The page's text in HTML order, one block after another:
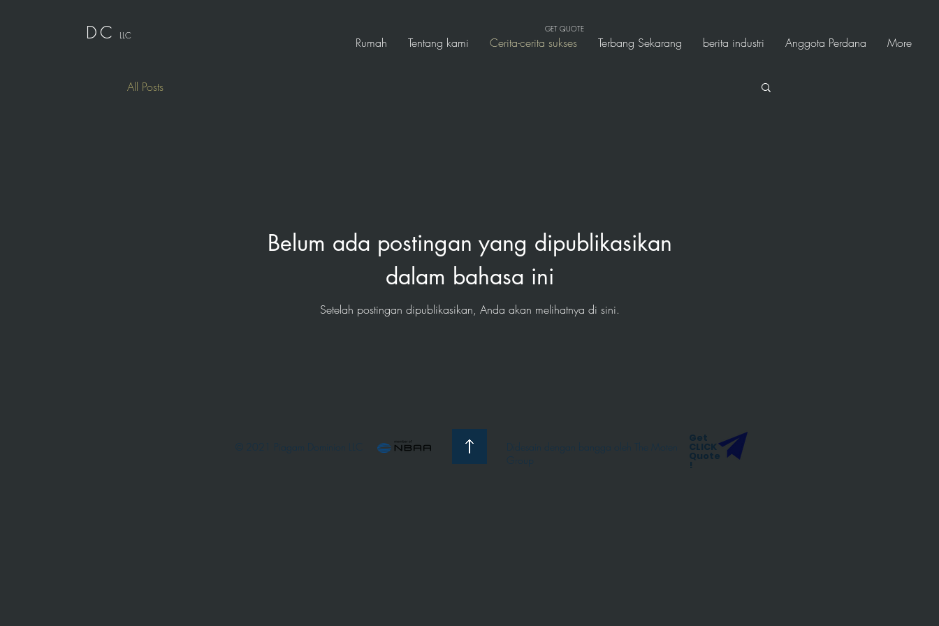
DC LLC Rumah Tentang kami Cerita-cerita sukses Terbang Sekarang berita industri Anggota Perdana More
GET QUOTE
All Posts
Belum ada postingan yang dipublikasikan
dalam bahasa ini
Setelah postingan dipublikasikan, Anda akan melihatnya di sini.
© 2021 Piagam Dominion LLC Didesain dengan bangga
oleh The Moten
Group
Get
CLICK
Quote
!